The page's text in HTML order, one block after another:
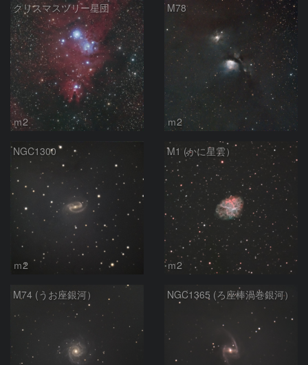
クリスマスツリー星団
ｍ2
M78
ｍ2
NGC1300
ｍ2
M1 (かに星雲）
ｍ2
M74 (うお座銀河） NGC1365 (ろ座棒渦巻銀河）